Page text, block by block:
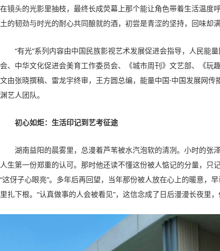
在镜头的光影里抽枝，最终长成荧幕上那个能让角色带着生活温度
土的韧劲与时光的耐心共同酿就的酒，初尝是青涩的坚持，回味却
“有光”系列内容由中国民族影视艺术发展促进会指导，人民能
会、中华文化促进会美育工作委员会、《城市周刊》文艺部、《玩
文由张晓撰稿、雷龙宇终审，王方圆总编，能量中国·中国发展网
渊艺人团队。
初心如炬：生活印记到艺考征途
湖南益阳的晨雾里，总漫着芦苇被水汽泡软的清冽。小时的张
人生第一份郑重的认可。那时他还读不懂这份被人惦记的分量，只
“这伢子心眼亮”。多年后再回望，当年那份被人放在心上的暖意，
里扎下根。“认真做事的人会被看见”，这信念成了日后漫漫长夜里